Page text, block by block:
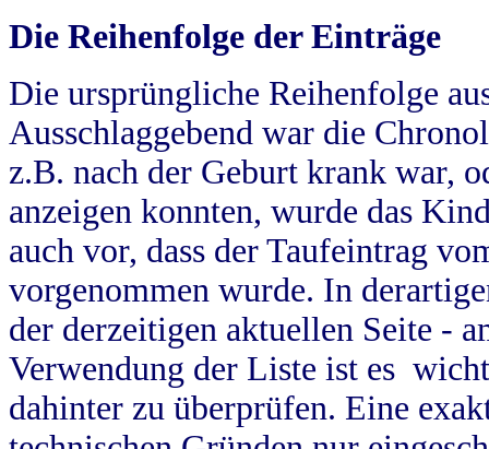
Die Reihenfolge der Einträge
Die ursprüngliche Reihenfolge
Ausschlaggebend war die
z.B. nach der Geburt krank war,
anzeigen konnten, wurde das
auch vor, dass der Taufeintrag
vorgenommen wurde. In
der derzeitigen aktuellen Seite -
Verwendung der Liste ist es
dahinter zu überprüfen. Eine